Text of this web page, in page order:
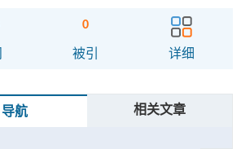
0
被引 详细
导航 相关文章